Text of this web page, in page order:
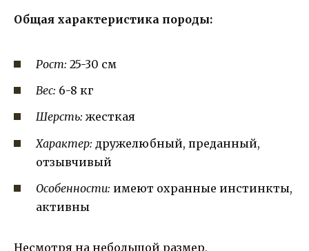
Общая характеристика породы:
Рост: 25-30 см
Вес: 6-8 кг
Шерсть: жесткая
Характер: дружелюбный, преданный,
отзывчивый
Особенности: имеют охранные инстинкты,
активны
Несмотря на небольшой размер,